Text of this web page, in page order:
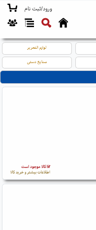
ورود/ثبت نام
لوازم التحریر
صنایع دستی
کالا موجود است
اطلاعات بیشتر و خرید کالا